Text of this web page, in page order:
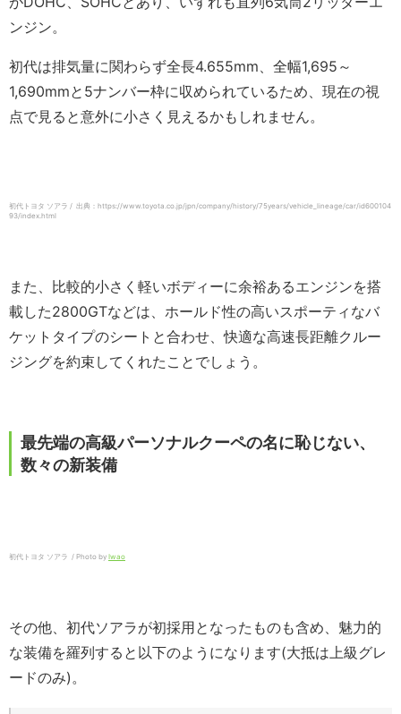
ンジン。
初代は排気量に関わらず全長4.655mm、全幅1,695～
1,690mmと5ナンバー枠に収められているため、現在の視
点で見ると意外に小さく見えるかもしれません。
初代トヨタ ソアラ / 出典：https://www.toyota.co.jp/jpn/company/history/75years/vehicle_lineage/car/id600104
93/index.html
また、比較的小さく軽いボディーに余裕あるエンジンを搭
載した2800GTなどは、ホールド性の高いスポーティなバ
ケットタイプのシートと合わせ、快適な高速長距離クルー
ジングを約束してくれたことでしょう。
最先端の高級パーソナルクーペの名に恥じない、
数々の新装備
初代トヨタ ソアラ / Photo by Iwao
その他、初代ソアラが初採用となったものも含め、魅力的
な装備を羅列すると以下のようになります(大抵は上級グレ
ードのみ)。